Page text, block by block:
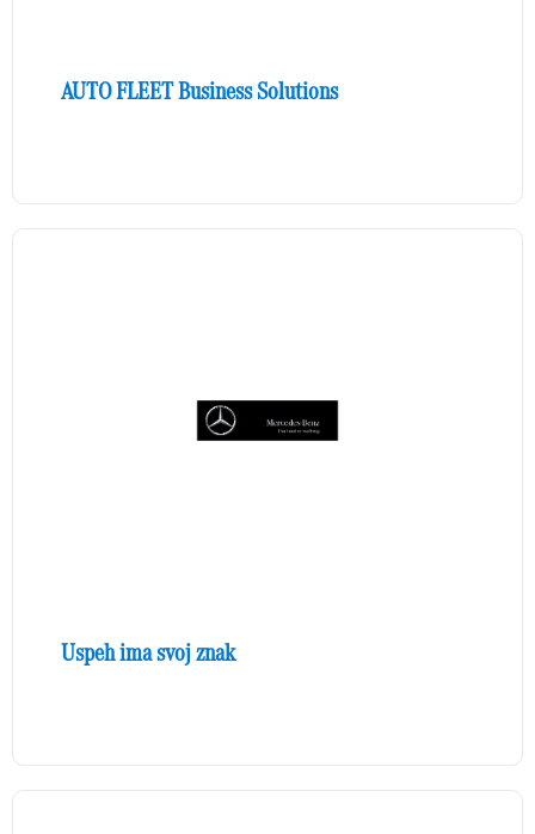
AUTO FLEET Business Solutions
Uspeh ima svoj znak